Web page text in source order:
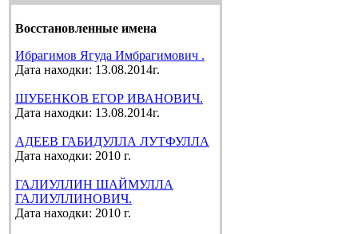
Восстановленные имена
Ибрагимов Ягуда Имбрагимович .
Дата находки: 13.08.2014г.
ШУБЕНКОВ ЕГОР ИВАНОВИЧ.
Дата находки: 13.08.2014г.
АДЕЕВ ГАБИДУЛЛА ЛУТФУЛЛА
Дата находки: 2010 г.
ГАЛИУЛЛИН ШАЙМУЛЛА
ГАЛИУЛЛИНОВИЧ.
Дата находки: 2010 г.